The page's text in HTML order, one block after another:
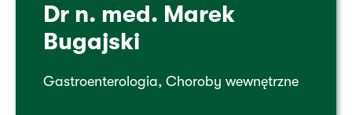
Dr n. med. Marek
Bugajski
Gastroenterologia, Choroby wewnętrzne